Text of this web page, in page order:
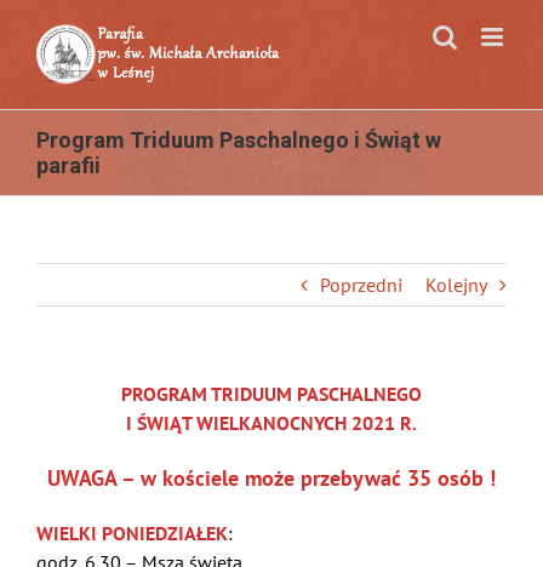
zawartości
Program Triduum Paschalnego i Świąt w
parafii
Poprzedni Kolejny
PROGRAM TRIDUUM PASCHALNEGO
I ŚWIĄT WIELKANOCNYCH 2021 R.
UWAGA – w kościele może przebywać 35 osób !
WIELKI PONIEDZIAŁEK:
godz. 6.30 – Msza święta